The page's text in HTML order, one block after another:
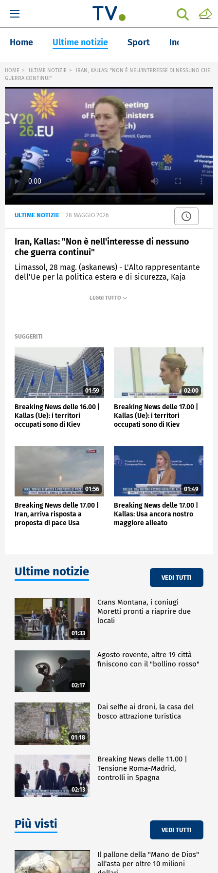
Home Ultime notizie Sport Inchieste
HOME ULTIME NOTIZIE
IRAN, KALLAS: "NON È NELL'INTERESSE DI NESSUNO CHE
GUERRA CONTINUI"
ULTIME NOTIZIE 28 MAGGIO 2026
Iran, Kallas: "Non è nell'interesse di nessuno
che guerra continui"
Limassol, 28 mag. (askanews) - L'Alto rappresentante
dell'Ue per la politica estera e di sicurezza, Kaja
nessuno che la guerra tra Iran e Stati Uniti continui,
trovano in una zona molto pericolosa tra guerra e
guerra continui", ha affermato durante una riunione
dei ministri degli Esteri dell'Unione europea a
Limassol, Cipro.
"Credo che questa sia una trappola che la Russia
vuole tenderci: farci discutere su chi parla con loro",
ha aggiunto l'Alto rappresentante dell'Ue per la
politica estera e di sicurezza. La Russia ha suggerito
all'Europa di scegliere come mediatore il suo alleato
Schroeder.
SUGGERITI
01:59
Breaking News delle 16.00 |
Kallas (Ue): i territori
occupati sono di Kiev
02:00
Breaking News delle 17.00 |
Kallas (Ue): i territori
occupati sono di Kiev
01:56
Breaking News delle 17.00 |
Iran, arriva risposta a
proposta di pace Usa
01:49
Breaking News delle 17.00 |
Kallas: Usa ancora nostro
maggiore alleato
Ultime notizie VEDI TUTTI
01:33
Crans Montana, i coniugi
Moretti pronti a riaprire due
locali
02:17
Agosto rovente, altre 19 città
finiscono con il "bollino rosso"
01:18
Dai selfie ai droni, la casa del
bosco attrazione turistica
02:13
Breaking News delle 11.00 |
Tensione Roma-Madrid,
controlli in Spagna
Più visti VEDI TUTTI
Il pallone della "Mano de Dios"
all'asta per oltre 10 milioni